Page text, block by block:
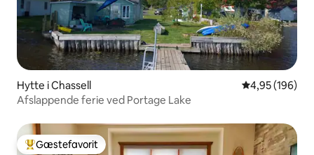
Hytte i Chassell 4,95 ud af 5 i
4,95 (196)
Afslappende ferie ved Portage Lake
Bedste gæstefavorit
Gæstefavorit